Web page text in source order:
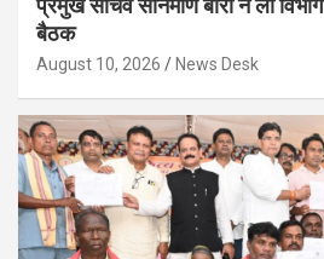
प्रमुख सचिव सोनमणि बोरा ने ली
बैठक
August 10, 2026 News Desk